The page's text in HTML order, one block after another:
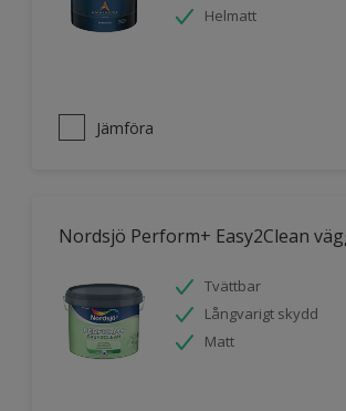
Helmatt
Jämföra
Nordsjö Perform+ Easy2Clean
Tvättbar
Långvarigt skydd
Matt